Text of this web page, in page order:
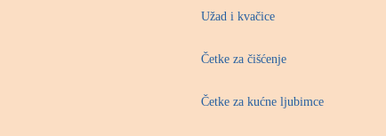
Užad i kvačice
Četke za čišćenje
Četke za kućne ljubimce